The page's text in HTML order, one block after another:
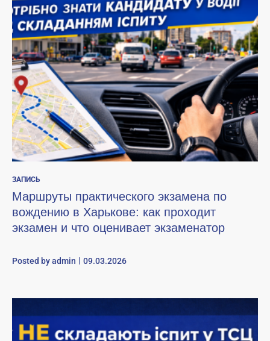
ЗАПИСЬ
Маршруты практического экзамена по
вождению в Харькове: как проходит
экзамен и что оценивает экзаменатор
Posted byadmin 09.03.2026